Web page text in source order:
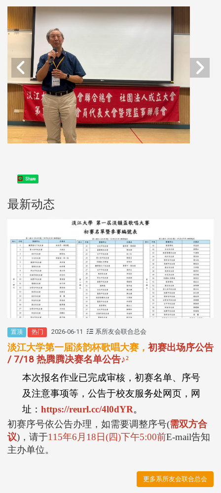
Share
最新动态
置顶 热门 2026-06-11 系所友会联合总会
淡江大学第一届淡韵杯歌唱大赛， 初赛出场序公告
/ 7/18 热腾腾决赛名单公告♪²
本次报名作业已完成审核，初赛名单、序号
及注意事项等，公告于校友服务处网页，网
址： https://reurl.cc/4l0dYR。
初赛序号依公告办理，如需要调整序号(需双方合
议) ，请于115年6月 18 日(四)下午5:00前E-mail告知
主办单位。
更多系所友会联合总会